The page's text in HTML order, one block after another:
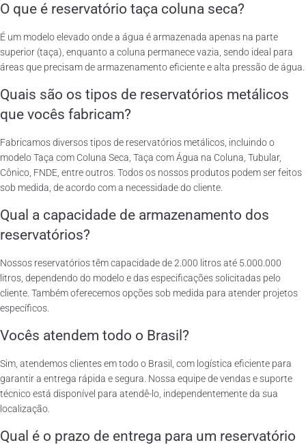
O que é reservatório taça coluna seca?
É um modelo elevado onde a água é armazenada apenas na parte
superior (taça), enquanto a coluna permanece vazia, sendo ideal para
áreas que precisam de armazenamento eficiente e alta pressão de água.
Quais são os tipos de reservatórios metálicos
que vocês fabricam?
Fabricamos diversos tipos de reservatórios metálicos, incluindo o
modelo Taça com Coluna Seca, Taça com Água na Coluna, Tubular,
Cônico, FNDE, entre outros. Todos os nossos produtos podem ser feitos
sob medida, de acordo com a necessidade do cliente.
Qual a capacidade de armazenamento dos
reservatórios?
Nossos reservatórios têm capacidade de 2.000 litros até 5.000.000
litros, dependendo do modelo e das especificações solicitadas pelo
cliente. Também oferecemos opções sob medida para atender projetos
específicos.
Vocês atendem todo o Brasil?
Sim, atendemos clientes em todo o Brasil, com logística eficiente para
garantir a entrega rápida e segura. Nossa equipe de vendas e suporte
técnico está disponível para atendê-lo, independentemente da sua
localização.
Qual é o prazo de entrega para um reservatório